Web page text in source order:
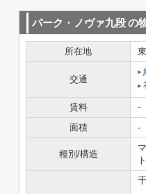
パーク・ノヴァ九段の
所在地
交通
賃料
-
面積
-
種別/構造
ト